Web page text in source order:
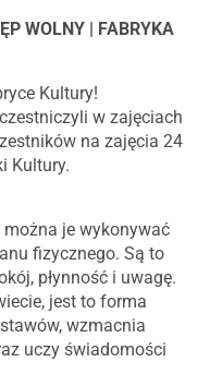
Kultury!
w zajęciach
na zajęcia 24
Kultury.
je wykonywać
fizycznego. Są to
płynność i uwagę.
jest to forma
wzmacnia
uczy świadomości